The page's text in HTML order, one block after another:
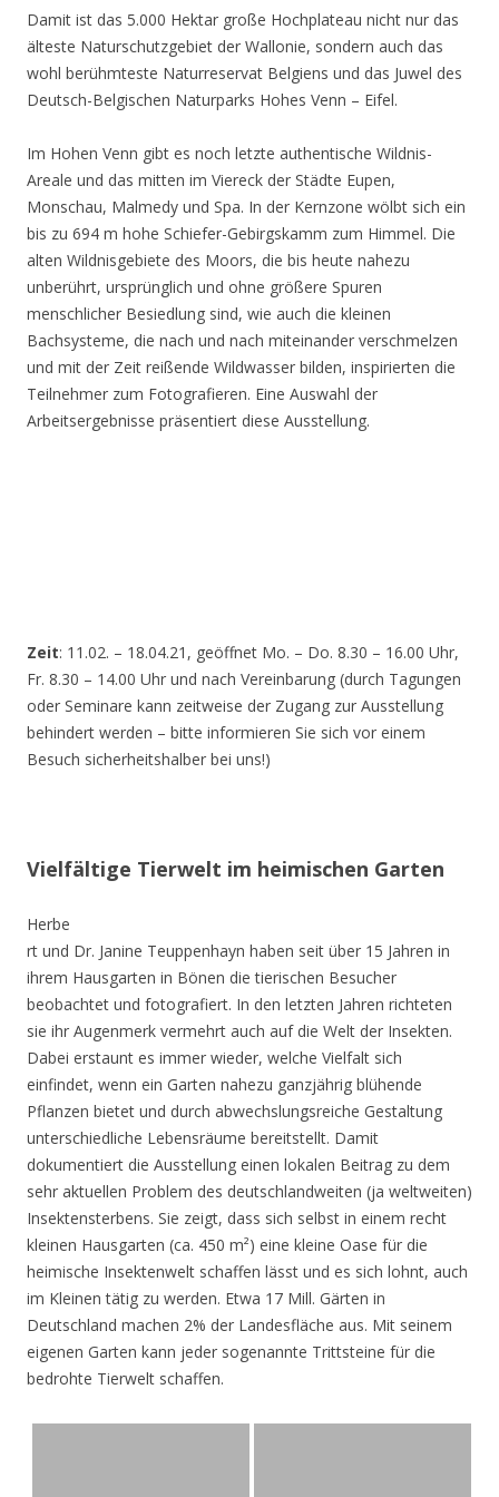
Damit ist das 5.000 Hektar große Hochplateau nicht nur das
älteste Naturschutzgebiet der Wallonie, sondern auch das
wohl berühmteste Naturreservat Belgiens und das Juwel des
Deutsch-Belgischen Naturparks Hohes Venn – Eifel.
Im Hohen Venn gibt es noch letzte authentische Wildnis-
Areale und das mitten im Viereck der Städte Eupen,
Monschau, Malmedy und Spa. In der Kernzone wölbt sich ein
bis zu 694 m hohe Schiefer-Gebirgskamm zum Himmel. Die
alten Wildnisgebiete des Moors, die bis heute nahezu
unberührt, ursprünglich und ohne größere Spuren
menschlicher Besiedlung sind, wie auch die kleinen
Bachsysteme, die nach und nach miteinander verschmelzen
und mit der Zeit reißende Wildwasser bilden, inspirierten die
Teilnehmer zum Fotografieren. Eine Auswahl der
Arbeitsergebnisse präsentiert diese Ausstellung.
Zeit: 11.02. – 18.04.21, geöffnet Mo. – Do. 8.30 – 16.00 Uhr,
Fr. 8.30 – 14.00 Uhr und nach Vereinbarung (durch Tagungen
oder Seminare kann zeitweise der Zugang zur Ausstellung
behindert werden – bitte informieren Sie sich vor einem
Besuch sicherheitshalber bei uns!)
Vielfältige Tierwelt im heimischen Garten
Herbe
rt und Dr. Janine Teuppenhayn haben seit über 15 Jahren in
ihrem Hausgarten in Bönen die tierischen Besucher
beobachtet und fotografiert. In den letzten Jahren richteten
sie ihr Augenmerk vermehrt auch auf die Welt der Insekten.
Dabei erstaunt es immer wieder, welche Vielfalt sich
einfindet, wenn ein Garten nahezu ganzjährig blühende
Pflanzen bietet und durch abwechslungsreiche Gestaltung
unterschiedliche Lebensräume bereitstellt. Damit
dokumentiert die Ausstellung einen lokalen Beitrag zu dem
sehr aktuellen Problem des deutschlandweiten (ja weltweiten)
Insektensterbens. Sie zeigt, dass sich selbst in einem recht
kleinen Hausgarten (ca. 450 m²) eine kleine Oase für die
heimische Insektenwelt schaffen lässt und es sich lohnt, auch
im Kleinen tätig zu werden. Etwa 17 Mill. Gärten in
Deutschland machen 2% der Landesfläche aus. Mit seinem
eigenen Garten kann jeder sogenannte Trittsteine für die
bedrohte Tierwelt schaffen.